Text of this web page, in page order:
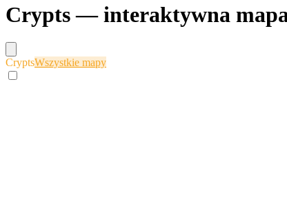
Crypts — interaktywna
CryptsWszystkie mapy